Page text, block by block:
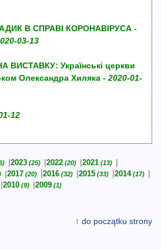
В СПРАВІ КОРОНАВІРУСА -
03-13
Українські церкви
Олександра Хиляка - 2020-01-
12
2023 (25) 2022 (20) 2021 (13)
2017 (20) 2016 (32) 2015 (33) 2014(17)
2010 (9) 2009 (1)
↑ do początku strony